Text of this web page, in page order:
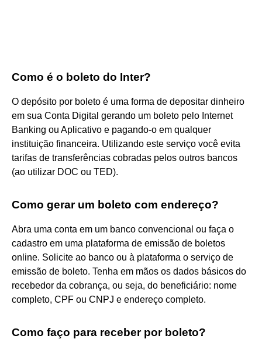
Como é o boleto do Inter?
O depósito por boleto é uma forma de depositar dinheiro
em sua Conta Digital gerando um boleto pelo Internet
Banking ou Aplicativo e pagando-o em qualquer
instituição financeira. Utilizando este serviço você evita
tarifas de transferências cobradas pelos outros bancos
(ao utilizar DOC ou TED).
Como gerar um boleto com endereço?
Abra uma conta em um banco convencional ou faça o
cadastro em uma plataforma de emissão de boletos
online. Solicite ao banco ou à plataforma o serviço de
emissão de boleto. Tenha em mãos os dados básicos do
recebedor da cobrança, ou seja, do beneficiário: nome
completo, CPF ou CNPJ e endereço completo.
Como faço para receber por boleto?